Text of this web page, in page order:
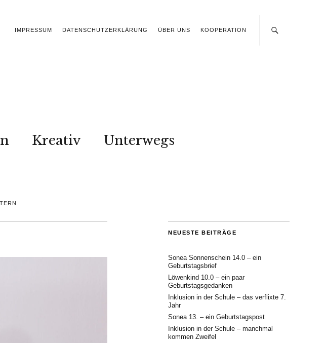
IMPRESSUM DATENSCHUTZERKLÄRUNG ÜBER UNS KOOPERATION
Kreativ Unterwegs
NEUESTE BEITRÄGE
Sonea Sonnenschein 14.0 – ein
Geburtstagsbrief
Löwenkind 10.0 – ein paar
Geburtstagsgedanken
Inklusion in der Schule – das verflixte 7.
Jahr
Sonea 13. – ein Geburtstagspost
Inklusion in der Schule – manchmal
kommen Zweifel